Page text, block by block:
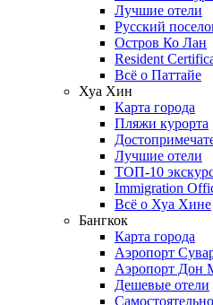
Лучшие отели
Русский
Остров Ко Лан
Resident
Всё о Паттайе
Хуа Хин
Карта города
Пляжи курорта
Лучшие отели
ТОП-10
Immigration
Всё о Хуа Хине
Бангкок
Карта города
Аэропорт
Аэропорт Дон
Дешевые отели